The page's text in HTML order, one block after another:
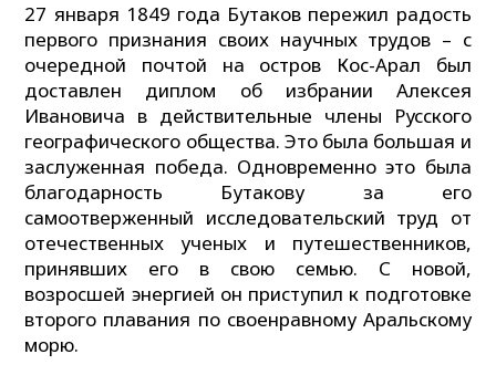
27 января 1849 года Бутаков пережил радость
первого признания своих научных трудов – с
очередной почтой на остров Кос-Арал был
доставлен диплом об избрании Алексея
Ивановича в действительные члены Русского
географического общества. Это была большая и
заслуженная победа. Одновременно это была
благодарность Бутакову за его
самоотверженный исследовательский труд от
отечественных ученых и путешественников,
принявших его в свою семью. С новой,
возросшей энергией он приступил к подготовке
второго плавания по своенравному Аральскому
морю.